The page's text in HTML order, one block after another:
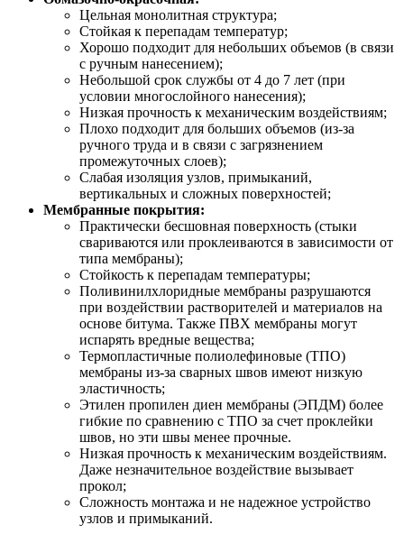
Цельная монолитная структура;
Стойкая к перепадам температур;
Хорошо подходит для небольших объемов (в связи
с ручным нанесением);
Небольшой срок службы от 4 до 7 лет (при
условии многослойного нанесения);
Низкая прочность к механическим воздействиям;
Плохо подходит для больших объемов (из-за
ручного труда и в связи с загрязнением
промежуточных слоев);
Слабая изоляция узлов, примыканий,
вертикальных и сложных поверхностей;
Мембранные покрытия:
Практически бесшовная поверхность (стыки
свариваются или проклеиваются в зависимости от
типа мембраны);
Стойкость к перепадам температуры;
Поливинилхлоридные мембраны разрушаются
при воздействии растворителей и материалов на
основе битума. Также ПВХ мембраны могут
испарять вредные вещества;
Термопластичные полиолефиновые (ТПО)
мембраны из-за сварных швов имеют низкую
эластичность;
Этилен пропилен диен мембраны (ЭПДМ) более
гибкие по сравнению с ТПО за счет проклейки
швов, но эти швы менее прочные.
Низкая прочность к механическим воздействиям.
Даже незначительное воздействие вызывает
прокол;
Сложность монтажа и не надежное устройство
узлов и примыканий.